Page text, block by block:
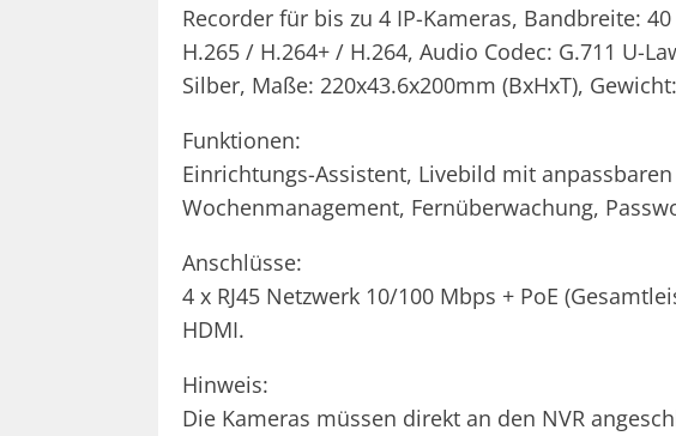
Recorder für bis zu 4 IP-Kameras, Bandbreite:
H.265 / H.264+ / H.264, Audio Codec: G.711 U-
Silber, Maße: 220x43.6x200mm (BxHxT),
Funktionen:
Einrichtungs-Assistent, Livebild mit
Wochenmanagement, Fernüberwachung,
Anschlüsse:
4 x RJ45 Netzwerk 10/100 Mbps + PoE
HDMI.
Hinweis:
Die Kameras müssen direkt an den NVR